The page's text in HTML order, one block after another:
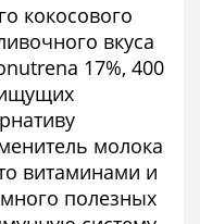
кокосового
вкуса
17%, 400
молока
витаминами и
полезных